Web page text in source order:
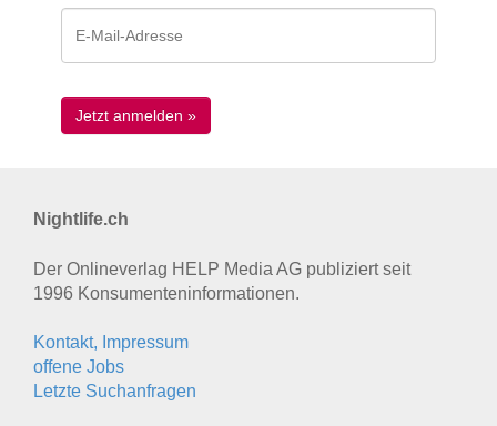
Nightlife.ch
Der Onlineverlag HELP Media AG publiziert seit
1996 Konsumenten­informationen.
Kontakt, Impressum
offene Jobs
Letzte Suchanfragen